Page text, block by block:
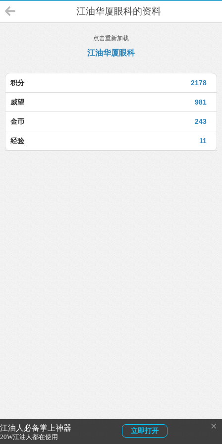
江油人必备掌上神器
20W江油人都在使用
立即打开 ×
江油华厦眼科的资料
点击重新加载
江油华厦眼科
2178
积分
981
威望
243
金币
11
经验